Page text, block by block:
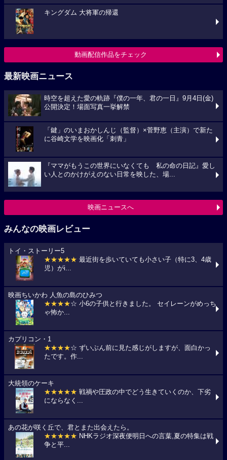
キングダム 大将軍の帰還
動画配信作品をチェック
最新映画ニュース
時空を超えた愛の軌跡『僕の一年、君の一日』9月4日(金)
公開決定！場面写真一挙解禁
「鍵」のいまおかしんじ（監督）×菅野恵（主演）で新た
に谷崎文学を映画化「刺青」
『ママがもうこの世界にいなくても 私の命の日記』愛し
い人とのかけがえのない日常を映した、場...
映画ニュースへ
みんなの映画レビュー
トイ・ストーリー5
★★★★★ 最近街を歩いていても小さい子（特に3、4歳
児）がi...
映画ちいかわ 人魚の島のひみつ
★★★★☆ 小6の子供と行きました。 セイレーンがめっち
ゃ怖か...
カプリコン・1
★★★★☆ ずいぶん前に見た感じがしますが、面白かっ
たです。作...
大統領のケーキ
★★★★★ 戦禍や圧政の中でどう生きていくのか、下劣
にならなく...
あの花が咲く丘で、君とまた出会えたら。
★★★★★ NHKラジオ深夜便明日への言葉,夏の特集は戦
争と平...